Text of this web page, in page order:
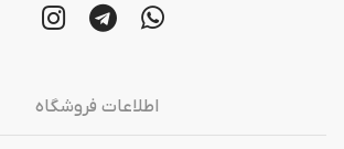
اطلاعات فروشگاه